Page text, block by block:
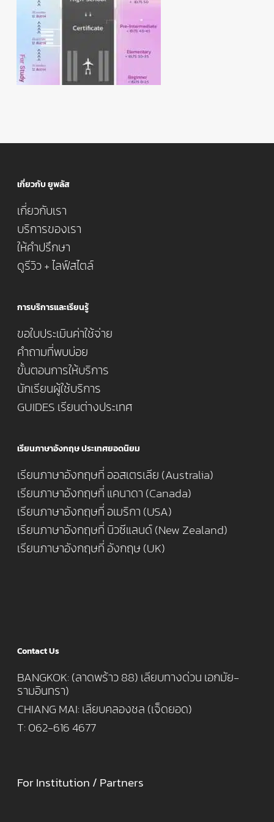
เกี่ยวกับ ยูพลัส
เกี่ยวกับเรา
บริการของเรา
ให้คำปรึกษา
ดูรีวิว + ไลฟ์สไตล์
การบริการและเรียนรู้
ขอใบประเมินค่าใช้จ่าย
คำถามที่พบบ่อย
ขั้นตอนการให้บริการ
นักเรียนผู้ใช้บริการ
GUIDES เรียนต่างประเทศ
เรียนภาษาอังกฤษ ประเทศยอดนิยม
เรียนภาษาอังกฤษที่ ออสเตรเลีย (Australia)
เรียนภาษาอังกฤษที่ แคนาดา (Canada)
เรียนภาษาอังกฤษที่ อเมริกา (USA)
เรียนภาษาอังกฤษที่ นิวซีแลนด์ (New Zealand)
เรียนภาษาอังกฤษที่ อังกฤษ (UK)
Contact Us
BANGKOK: (ลาดพร้าว 88) เลียบทางด่วน เอกมัย-
รามอินทรา)
CHIANG MAI: เลียบคลองชล (เจ็ดยอด)
T: 062-616 4677
For Institution / Partners